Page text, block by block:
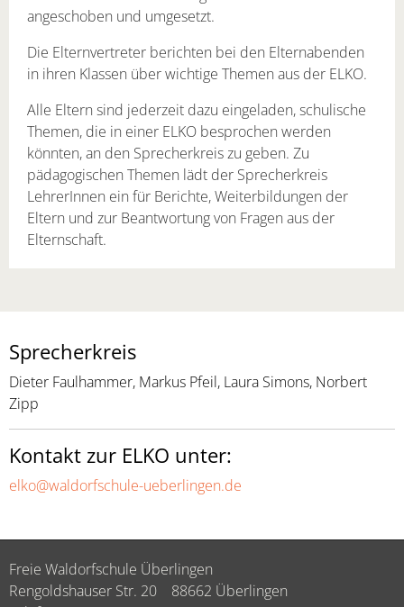
angeschoben und umgesetzt.
Die Elternvertreter berichten bei den Elternabenden
in ihren Klassen über wichtige Themen aus der ELKO.
Alle Eltern sind jederzeit dazu eingeladen, schulische
Themen, die in einer ELKO besprochen werden
könnten, an den Sprecherkreis zu geben. Zu
pädagogischen Themen lädt der Sprecherkreis
LehrerInnen ein für Berichte, Weiterbildungen der
Eltern und zur Beantwortung von Fragen aus der
Elternschaft.
Sprecherkreis
Dieter Faulhammer, Markus Pfeil, Laura Simons, Norbert
Zipp
Kontakt zur ELKO unter:
elko@waldorfschule-ueberlingen.de
Freie Waldorfschule Überlingen
Rengoldshauser Str. 20
88662 Überlingen